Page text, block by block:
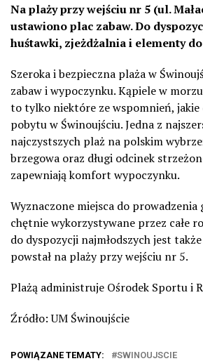
Na plaży przy wejściu nr 5 (ul.
ustawiono plac zabaw. Do
huśtawki, zjeżdżalnia i elementy
Szeroka i bezpieczna plaża w
zabaw i wypoczynku. Kąpiele w
to tylko niektóre ze wspomnień, jakie
pobytu w Świnoujściu. Jedna z
najczystszych plaż na polskim
brzegowa oraz długi odcinek
zapewniają komfort wypoczynku.
Wyznaczone miejsca do prowadzenia
chętnie wykorzystywane przez całe
do dyspozycji najmłodszych jest
powstał na plaży przy wejściu nr 5.
Plażą administruje Ośrodek Sportu i
Źródło: UM Świnoujście
POWIĄZANE TEMATY: SWINOUJSCIE